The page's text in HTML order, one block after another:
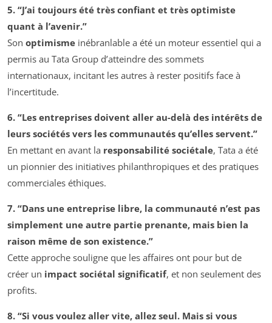
5. “J’ai toujours été très confiant et très optimiste
quant à l’avenir.”
Son optimisme inébranlable a été un moteur essentiel qui a
permis au Tata Group d’atteindre des sommets
internationaux, incitant les autres à rester positifs face à
l’incertitude.
6. “Les entreprises doivent aller au-delà des intérêts de
leurs sociétés vers les communautés qu’elles servent.”
En mettant en avant la responsabilité sociétale, Tata a été
un pionnier des initiatives philanthropiques et des pratiques
commerciales éthiques.
7. “Dans une entreprise libre, la communauté n’est pas
simplement une autre partie prenante, mais bien la
raison même de son existence.”
Cette approche souligne que les affaires ont pour but de
créer un impact sociétal significatif, et non seulement des
profits.
8. “Si vous voulez aller vite, allez seul. Mais si vous